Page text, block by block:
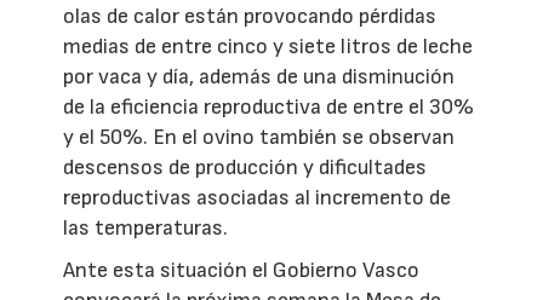
olas de calor están provocando pérdidas
medias de entre cinco y siete litros de leche
por vaca y día, además de una disminución
de la eficiencia reproductiva de entre el 30%
y el 50%. En el ovino también se observan
descensos de producción y dificultades
reproductivas asociadas al incremento de
las temperaturas.
Ante esta situación el Gobierno Vasco